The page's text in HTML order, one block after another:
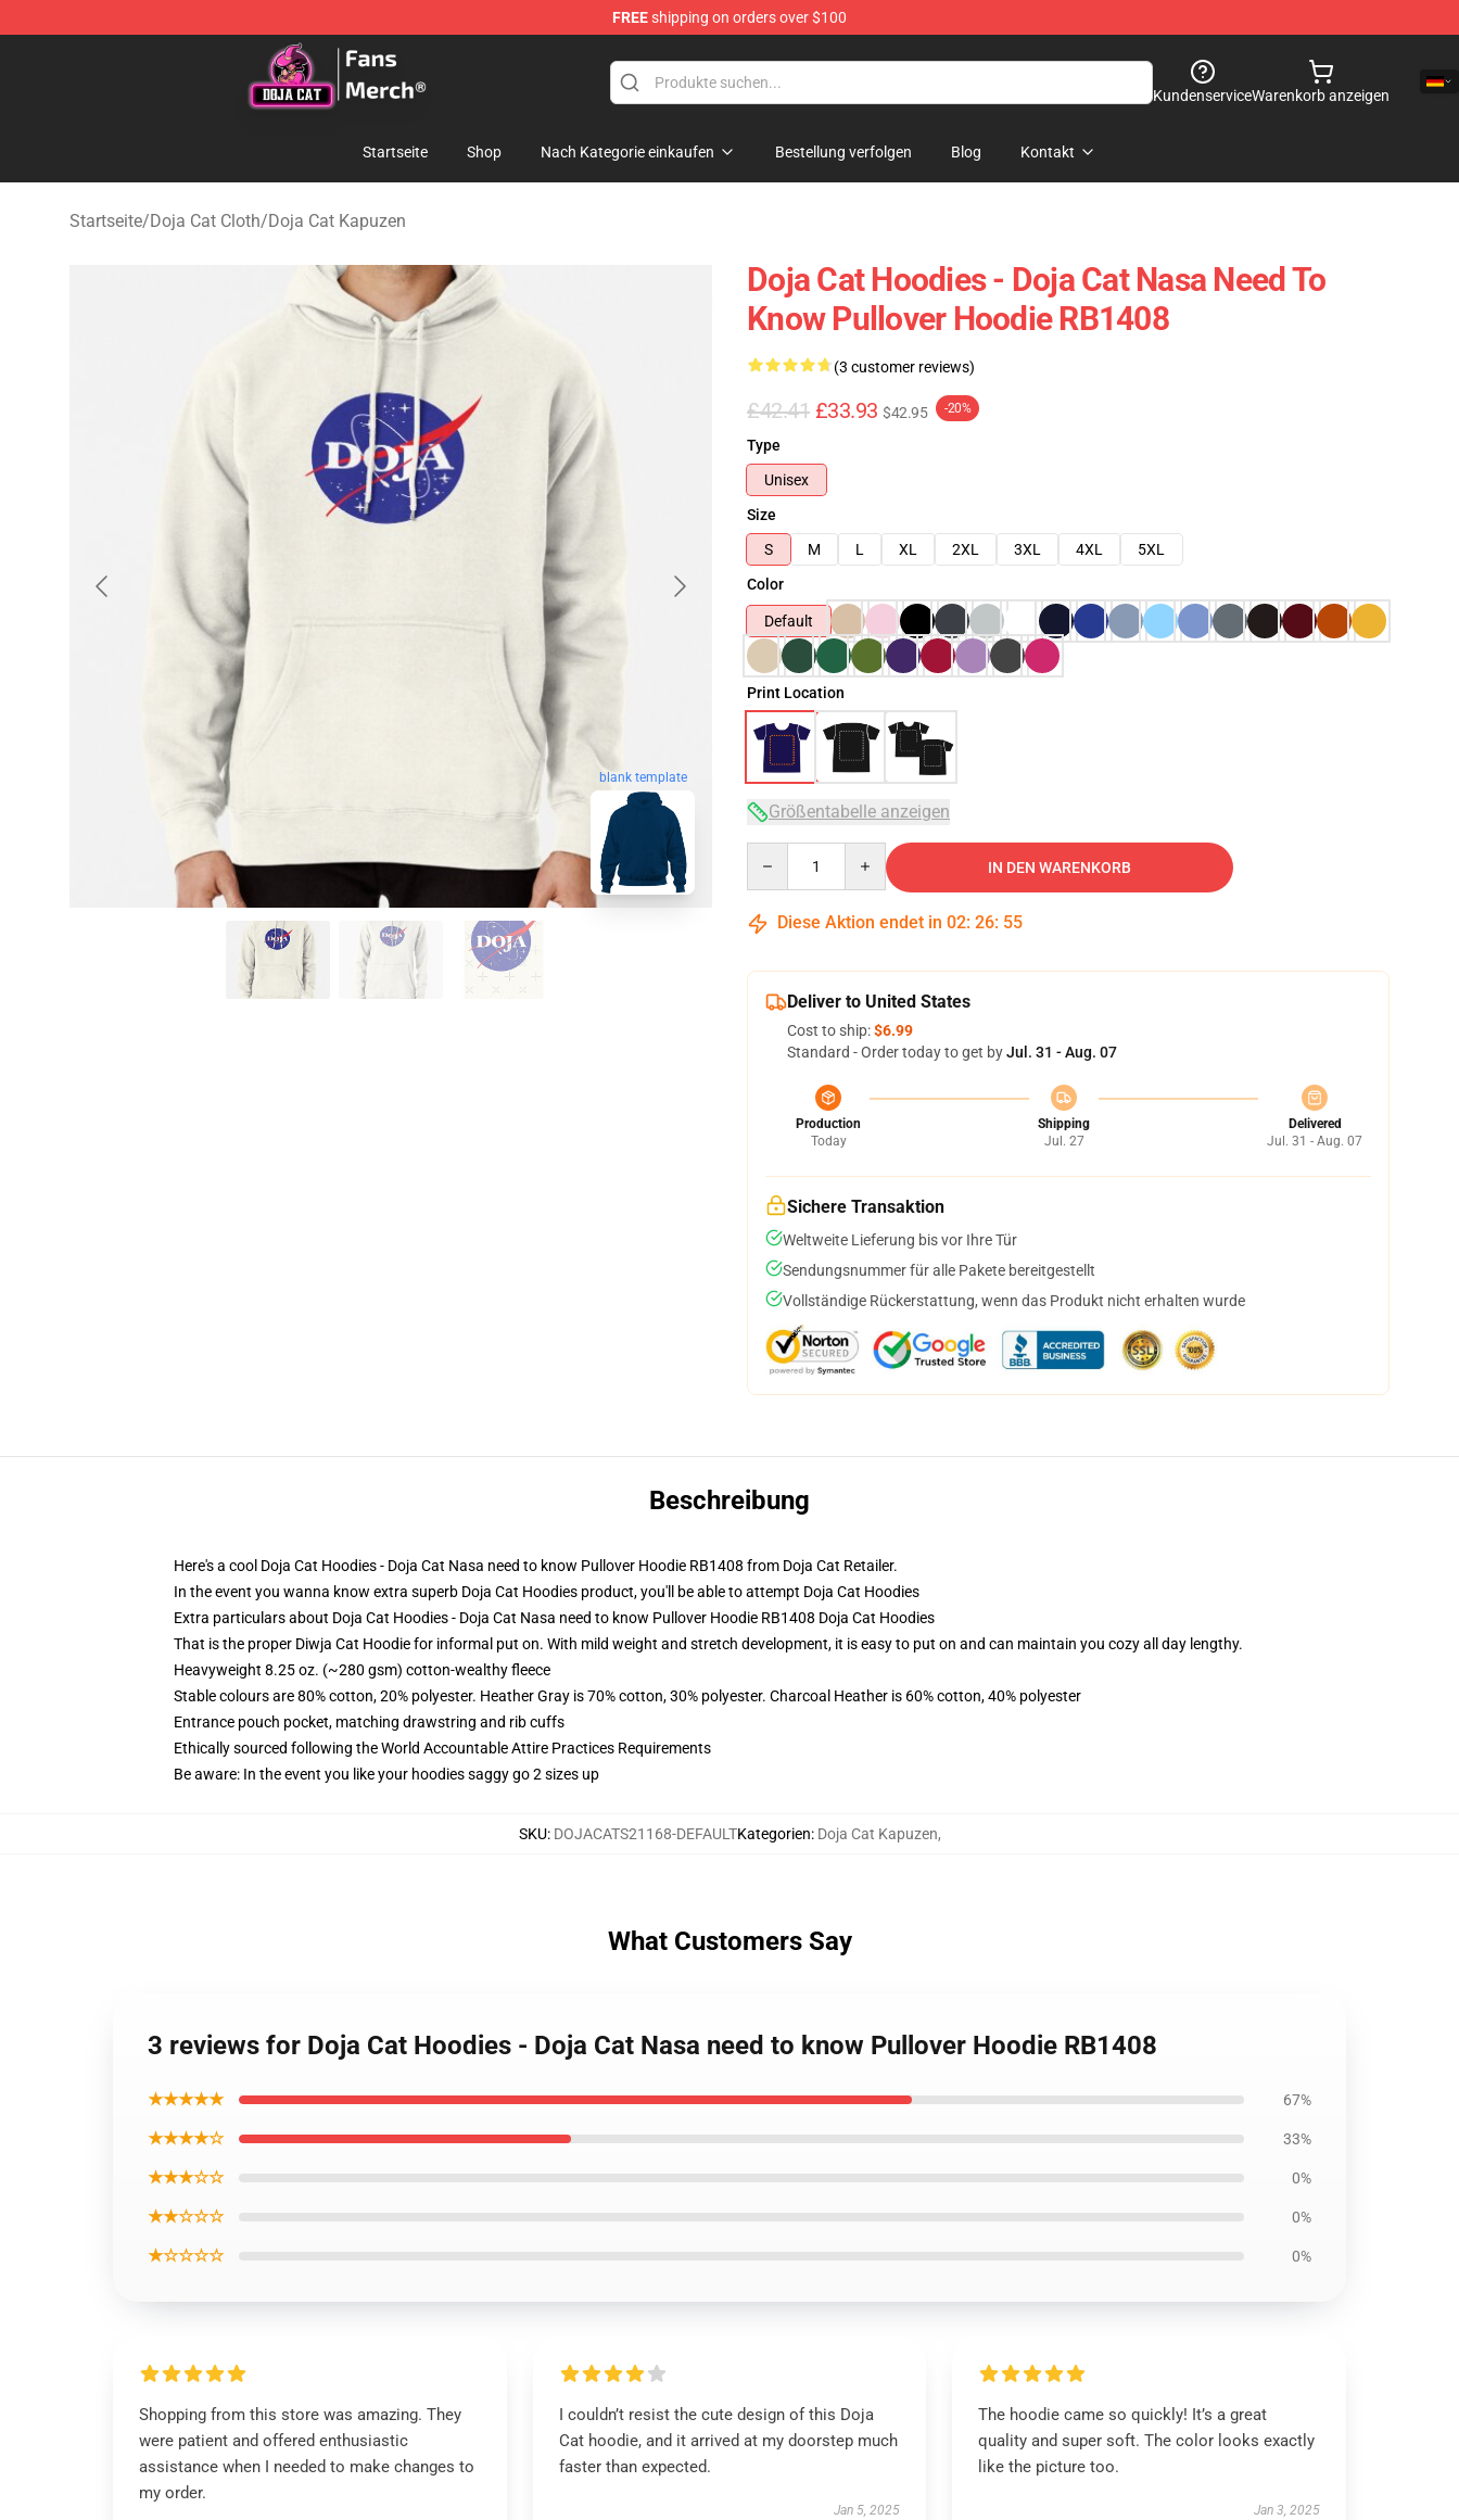
FREEshipping on orders over $100
Doja Cat Store - Official Doja Cat Merchandise Shop
KundenserviceWarenkorb anzeigen
Startseite Shop Nach Kategorie einkaufen Bestellung verfolgen Blog Kontakt
Startseite/Doja Cat Cloth/Doja Cat Kapuzen
blank template
Doja Cat Hoodies - Doja Cat Nasa Need To
Know Pullover Hoodie RB1408
(3 customer reviews)
£42.41 £33.93 $42.95 -20%
Type
Unisex
Size
S
M L XL 2XL 3XL 4XL
5XL
Color
Default
Print Location
Größentabelle anzeigen
IN DEN WARENKORB
Diese Aktion endet in 02: 26: 54
Deliver to United States
Cost to ship:$6.99
Standard - Order today to get byJul. 31 - Aug. 07
Production
Today
Shipping
Jul. 27
Delivered
Jul. 31 - Aug. 07
Sichere Transaktion
Weltweite Lieferung bis vor Ihre Tür
Sendungsnummer für alle Pakete bereitgestellt
Vollständige Rückerstattung, wenn das Produkt nicht erhalten wurde
Beschreibung
Here's a cool Doja Cat Hoodies - Doja Cat Nasa need to know Pullover Hoodie RB1408 from Doja Cat Retailer.
In the event you wanna know extra superb Doja Cat Hoodies product, you'll be able to attempt Doja Cat Hoodies
Extra particulars about Doja Cat Hoodies - Doja Cat Nasa need to know Pullover Hoodie RB1408 Doja Cat Hoodies
That is the proper Diwja Cat Hoodie for informal put on. With mild weight and stretch development, it is easy to put on and can maintain you cozy all day lengthy.
Heavyweight 8.25 oz. (~280 gsm) cotton-wealthy fleece
Stable colours are 80% cotton, 20% polyester. Heather Gray is 70% cotton, 30% polyester. Charcoal Heather is 60% cotton, 40% polyester
Entrance pouch pocket, matching drawstring and rib cuffs
Ethically sourced following the World Accountable Attire Practices Requirements
Be aware: In the event you like your hoodies saggy go 2 sizes up
SKU: DOJACATS21168-DEFAULTKategorien: Doja Cat Kapuzen,
What Customers Say
3 reviews for Doja Cat Hoodies - Doja Cat Nasa need to know Pullover Hoodie RB1408
★★★★★ 67%
★★★★☆ 33%
★★★☆☆ 0%
★★☆☆☆ 0%
★☆☆☆☆ 0%
Shopping from this store was amazing. They
were patient and offered enthusiastic
assistance when I needed to make changes to
my order.
I couldn’t resist the cute design of this Doja
Cat hoodie, and it arrived at my doorstep much
faster than expected.
Jan 5, 2025
The hoodie came so quickly! It’s a great
quality and super soft. The color looks exactly
like the picture too.
Jan 3, 2025